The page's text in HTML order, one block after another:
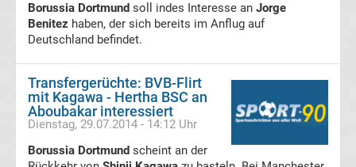
Borussia
Dortmund
Transfergerüchte
Borussia Dortmund soll indes Interesse an Jorge
Benitez haben, der sich bereits im Anflug auf
Deutschland befindet.
Transfergerüchte: BVB-Flirt
mit Kagawa - Hertha BSC an
Aboubakar interessiert
Dienstag, 29.07.2014 - 14:12 Uhr
Borussia Dortmund scheint an der